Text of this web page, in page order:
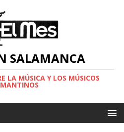
SALAMANCA
LA MÚSICA Y LOS MÚSICOS